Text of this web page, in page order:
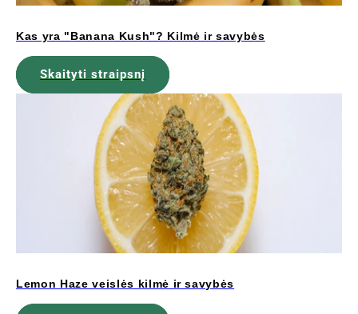
Kas yra "Banana Kush"? Kilmė ir savybės
Skaityti straipsnį
Lemon Haze veislės kilmė ir savybės